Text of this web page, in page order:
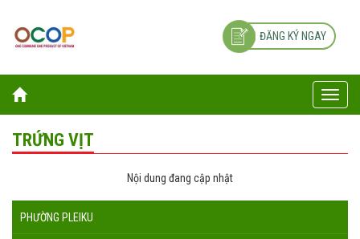
ĐĂNG KÝ NGAY
Toggle
TRỨNG VỊT
Nội dung đang cập nhật
PHƯỜNG PLEIKU